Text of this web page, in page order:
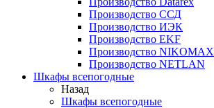
Производство ССД
Производство ИЭК
Производство EKF
Производство NIKOMAX
Производство NETLAN
Шкафы всепогодные
Назад
Шкафы всепогодные